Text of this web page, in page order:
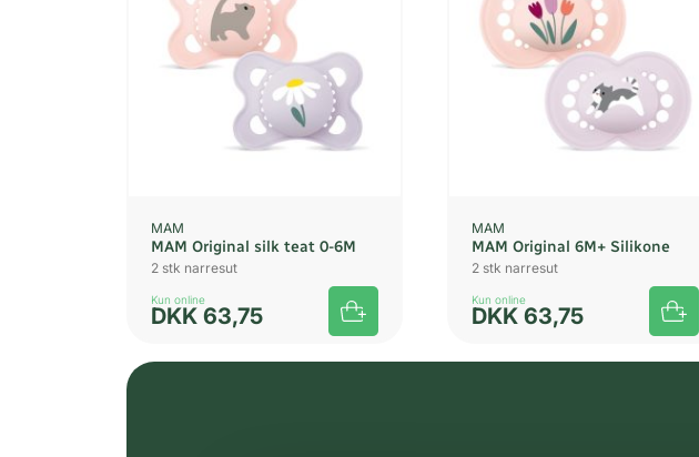
MAM
MAM Original silk teat 0-6M
2 stk narresut
Kun online
DKK 63,75
MAM
MAM Original 6M+ Silikone
2 stk narresut
Kun online
DKK 63,75